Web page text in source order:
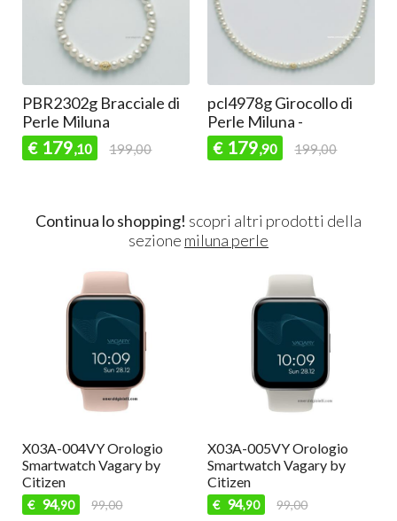
di
pcl4978g Girocollo di
Perle Miluna -
€
179,90
pcl4979g
Perle Miluna -
€
260,10
Continua lo shopping! scopri altri prodotti della
sezione miluna perle
X03A-002VY Orologio
Smartwatch Vagary by
Citizen
€ 94,90
SWLJ005 Orologio
Smartwatch donna Liu jo
€